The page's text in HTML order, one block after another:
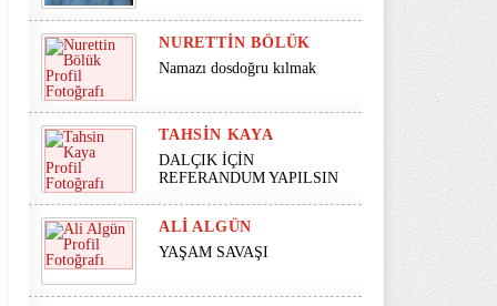
NURETTIN BÖLÜK
Namazı dosdoğru kılmak
TAHSIN KAYA
DALÇIK İÇİN
REFERANDUM YAPILSIN
ALI ALGÜN
YAŞAM SAVAŞI